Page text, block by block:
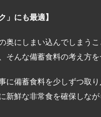
」にも最適】
奥にしまい込んでしまう
んな備蓄食料の考え方を
に備蓄食料を少しずつ取
新鮮な非常食を確保しな